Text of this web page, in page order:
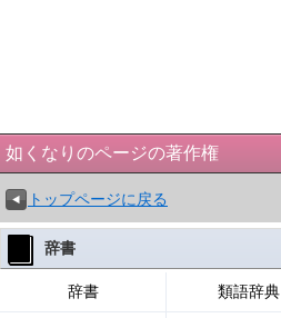
如くなりのページの著作権
トップページに戻る
辞書
辞書 類語辞典